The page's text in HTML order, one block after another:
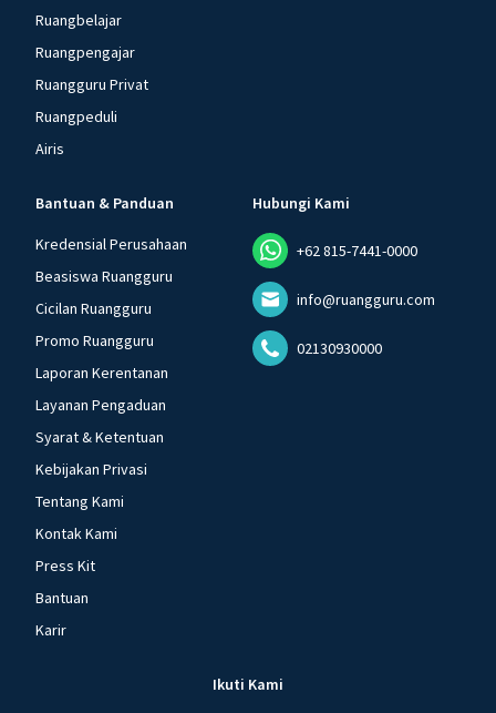
Ruangbelajar
Ruangpengajar
Ruangguru Privat
Ruangpeduli
Airis
Bantuan & Panduan
Kredensial Perusahaan
Beasiswa Ruangguru
Cicilan Ruangguru
Promo Ruangguru
Laporan Kerentanan
Layanan Pengaduan
Syarat & Ketentuan
Kebijakan Privasi
Tentang Kami
Kontak Kami
Press Kit
Bantuan
Karir
Hubungi Kami
+62 815-7441-0000
info@ruangguru.com
02130930000
Ikuti Kami